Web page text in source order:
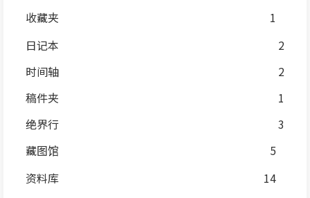
收藏夹
1
日记本
2
时间轴
2
稿件夹
1
绝界行
3
藏图馆
5
资料库
14